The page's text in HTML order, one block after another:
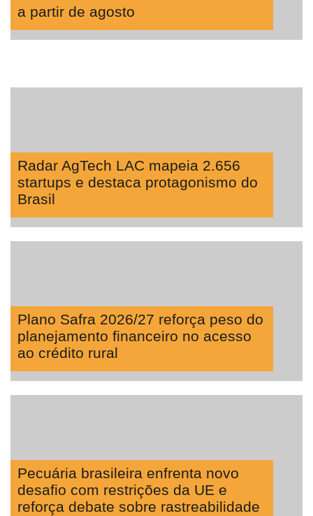
a partir de agosto
Radar AgTech LAC mapeia 2.656
startups e destaca protagonismo do
Brasil
Plano Safra 2026/27 reforça peso do
planejamento financeiro no acesso
ao crédito rural
Pecuária brasileira enfrenta novo
desafio com restrições da UE e
reforça debate sobre rastreabilidade